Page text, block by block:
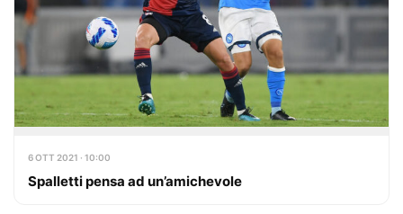
6 OTT 2021 · 10:00
Spalletti pensa ad un’amichevole